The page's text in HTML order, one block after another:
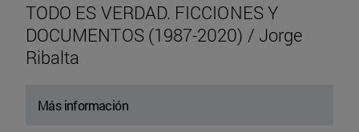
TODO ES VERDAD. FICCIONES Y
DOCUMENTOS (1987-2020) / Jorge
Ribalta
Más información